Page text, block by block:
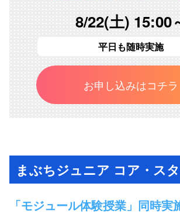
8/22(土) 15:00
平日も随時実施
お申し込みはコチラ
まぶちジュニア コア・ス
「モジュール体験授業」同時実